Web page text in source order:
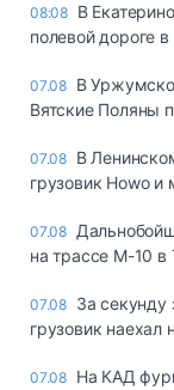
08:08 В
полевой дороге
07.08 В
Вятские Поляны
07.08 В
грузовик Howo и
07.08
на трассе М-10 в
07.08 За секунду
грузовик
07.08 На КАД